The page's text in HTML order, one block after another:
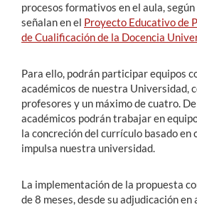
procesos formativos en el aula,
señalan en el Proyecto Educativo de
de Cualificación de la Docencia
Para ello, podrán participar equipos
académicos de nuestra Universidad,
profesores y un máximo de cuatro.
académicos podrán trabajar en
la concreción del currículo basado en
impulsa nuestra universidad.
La implementación de la propuesta
de 8 meses, desde su adjudicación en